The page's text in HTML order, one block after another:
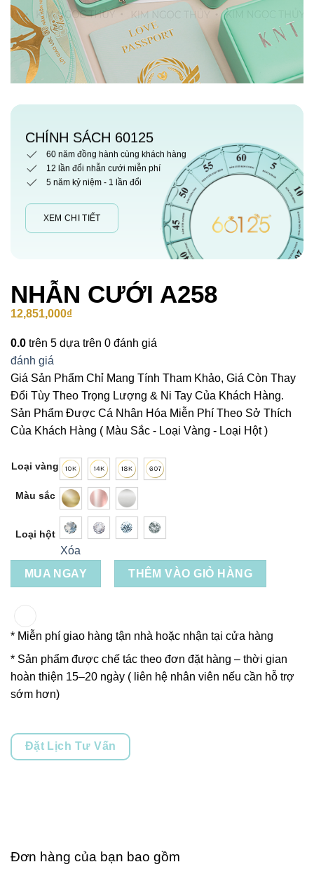
CHÍNH SÁCH 60125
60 năm đồng hành cùng khách hàng
12 lần đổi nhẫn cưới miễn phí
5 năm kỷ niệm - 1 lần đổi
XEM CHI TIẾT
NHẪN CƯỚI A258
12,851,000₫
0.0 trên 5 dựa trên 0 đánh giá
đánh giá
Giá Sản Phẩm Chỉ Mang Tính Tham Khảo, Giá Còn Thay
Đổi Tùy Theo Trọng Lượng & Ni Tay Của Khách Hàng.
Sản Phẩm Được Cá Nhân Hóa Miễn Phí Theo Sở Thích
Của Khách Hàng ( Màu Sắc - Loại Vàng - Loại Hột )
Loại vàng
Màu sắc
Loại hột
Xóa
MUA NGAY
THÊM VÀO GIỎ HÀNG
* Miễn phí giao hàng tận nhà hoặc nhận tại cửa hàng
* Sản phẩm được chế tác theo đơn đặt hàng – thời gian
hoàn thiện 15–20 ngày ( liên hệ nhân viên nếu cần hỗ trợ
sớm hơn)
Đặt Lịch Tư Vấn
Đơn hàng của bạn bao gồm